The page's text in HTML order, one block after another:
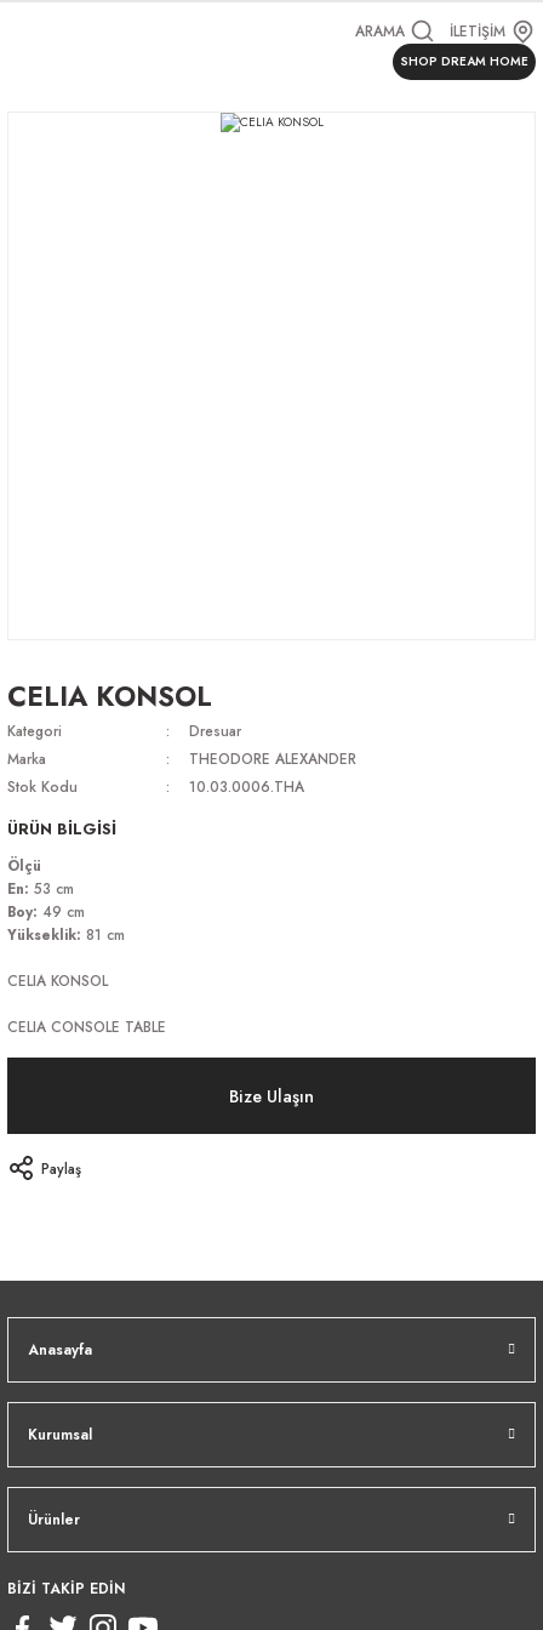
ARAMA İLETİŞİM
SHOP DREAM HOME
CELIA KONSOL
Kategori
Dresuar
Marka
THEODORE ALEXANDER
Stok Kodu
10.03.0006.THA
ÜRÜN BİLGİSİ
Ölçü
En: 53 cm
Boy: 49 cm
Yükseklik: 81 cm
CELIA KONSOL
CELIA CONSOLE TABLE
Bize Ulaşın
Paylaş
Anasayfa
Kurumsal
Ürünler
BİZİ TAKİP EDİN